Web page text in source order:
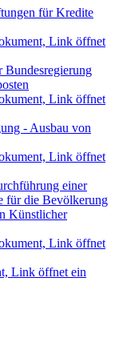
für Kredite
Link öffnet
Bundesregierung
Link öffnet
- Ausbau von
Link öffnet
einer
für die Bevölkerung
Künstlicher
Link öffnet
Link öffnet ein